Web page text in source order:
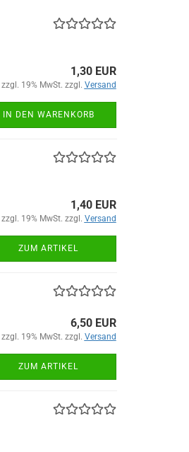
1,30 EUR
zzgl. 19% MwSt. zzgl. Versand
IN DEN WARENKORB
1,40 EUR
zzgl. 19% MwSt. zzgl. Versand
ZUM ARTIKEL
6,50 EUR
zzgl. 19% MwSt. zzgl. Versand
ZUM ARTIKEL